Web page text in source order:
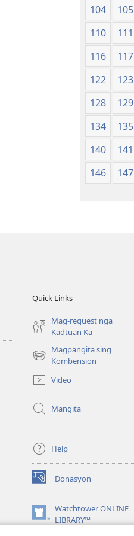
104 105
110
111
116
117
122
123
128
129
134
135
140
141
146
147
Quick Links
Mag-request nga
Kadtuan Ka
Magpangita sing
Kombension
(opens
window)Video
Mangita
Help
Donasyon
(opens
new
window)Watchtower ONLINE
LIBRARY™
(opens